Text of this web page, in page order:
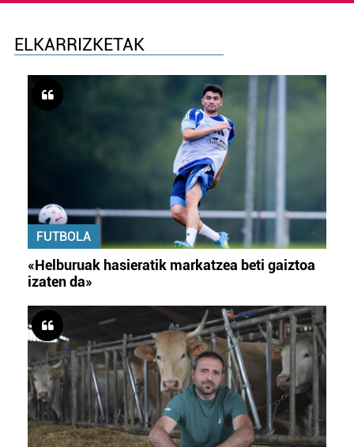
ELKARRIZKETAK
FUTBOLA
«Helburuak hasieratik markatzea beti gaiztoa
izaten da»